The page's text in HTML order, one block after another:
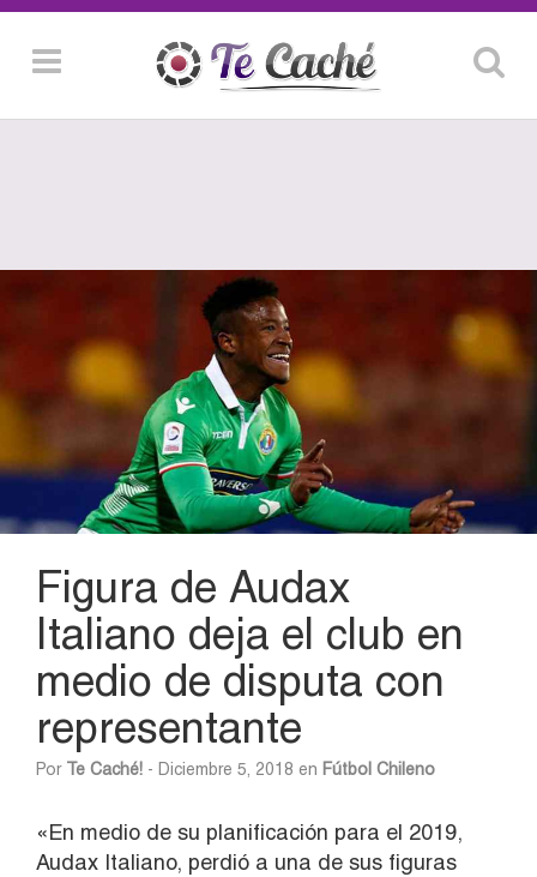
Figura de Audax
Italiano deja el club en
medio de disputa con
representante
Por Te Caché! - Diciembre 5, 2018 en Fútbol Chileno
«En medio de su planificación para el 2019,
Audax Italiano, perdió a una de sus figuras